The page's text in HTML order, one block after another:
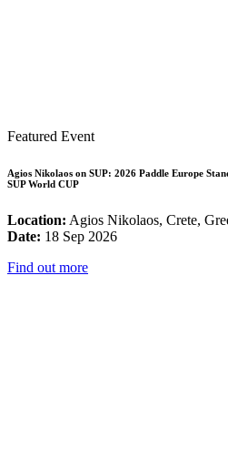
Featured Event
Agios Nikolaos on SUP: 2026 Paddle Europe
SUP World CUP
Location: Agios Nikolaos, Crete,
Date: 18 Sep 2026
Find out more